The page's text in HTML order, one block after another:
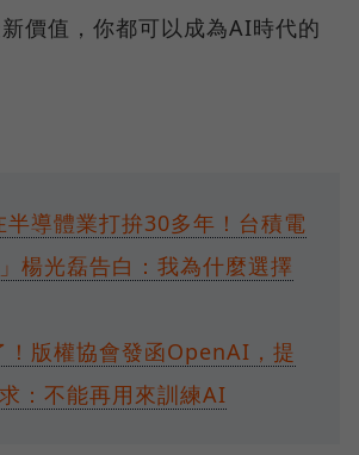
價值，你都可以成為AI時代的
半導體業打拚30多年！台積電
楊光磊告白：我為什麼選擇
！版權協會發函OpenAI，提
：不能再用來訓練AI